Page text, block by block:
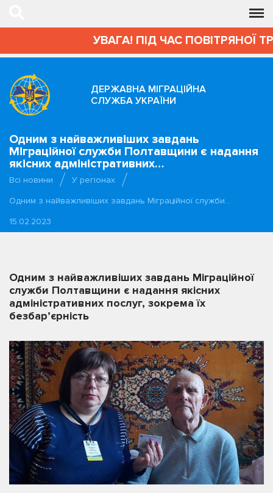
УВАГА! ПІД ЧАС ПОВІТРЯНОЇ
ДЕРЖАВНА МІГРАЦІЙНА
СЛУЖБА УКРАЇНИ
Одним з найважливіших завдань
Міграційної служби Полтавщини є надання
якісних адміністративних…
Всі новини
У регіонах
Одним з найважливіших завдань Міграційної служби…
15.02.2023
Одним з найважливіших завдань Міграційної
служби Полтавщини є надання якісних
адміністративних послуг, зокрема їх
безбар’єрність